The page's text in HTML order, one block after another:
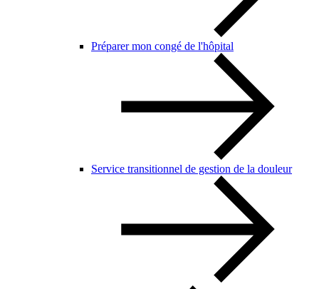
Préparer mon congé de l'hôpital
Service transitionnel de gestion de la douleur